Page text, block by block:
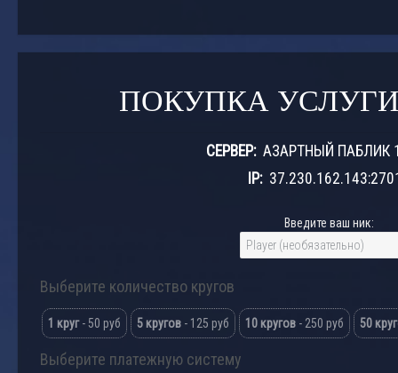
ПОКУПКА УСЛУГИ
СЕРВЕР:АЗАРТНЫЙ ПАБЛИК
IP:
Введите ваш ник:
Выберите количество кругов
1 круг- 50 руб 5 кругов - 125 руб 10 кругов - 250 руб 50
Выберите платежную систему